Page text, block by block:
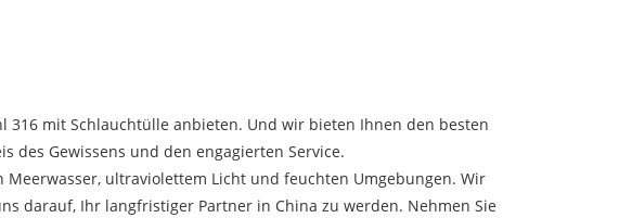
316 mit Schlauchtülle anbieten. Und wir bieten Ihnen den besten
des Gewissens und den engagierten Service.
ultraviolettem Licht und feuchten Umgebungen. Wir
darauf, Ihr langfristiger Partner in China zu werden. Nehmen Sie